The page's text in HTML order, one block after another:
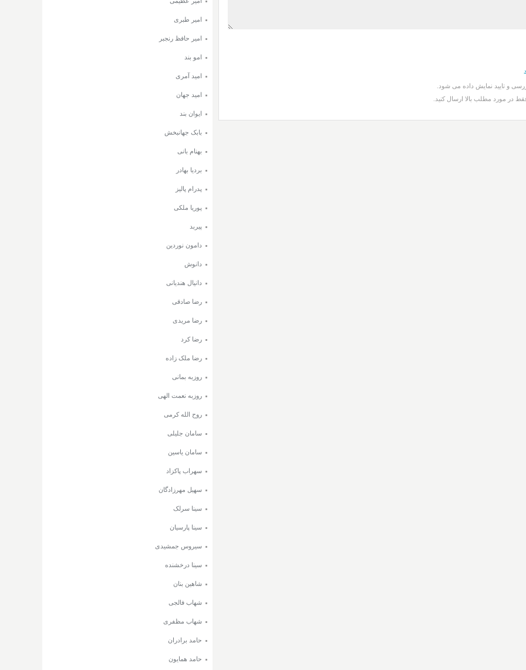
و تایید نمایش داده می شود.
در مورد مطلب بالا ارسال کنید.
امیر طبری
امیر حافظ رنجبر
امو بند
امید آمری
امید جهان
ایوان بند
بابک جهانبخش
بهنام بانی
بردیا بهادر
پدرام پالیز
پوریا ملکی
پیربد
دامون نوردین
دانوش
دانیال هندیانی
رضا صادقی
رضا مریدی
رضا کرد
رضا ملک زاده
روزبه بمانی
روزبه نعمت الهی
روح الله کرمی
سامان جلیلی
سامان یاسین
سهراب پاکزاد
سهیل مهرزادگان
سینا سرلک
سینا پارسیان
سیروس جمشیدی
سینا درخشنده
شاهین بنان
شهاب فالجی
شهاب مظفری
حامد برادران
حامد همایون